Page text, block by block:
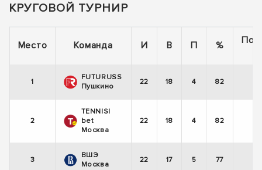
КРУГОВОЙ ТУРНИР
Место Команда И В П %
1
FUTURUSS
Пушкино
22 18 4 82
2
TENNISI
bet
Москва
22 18 4 82
3
ВШЭ
Москва
22 17 5 77